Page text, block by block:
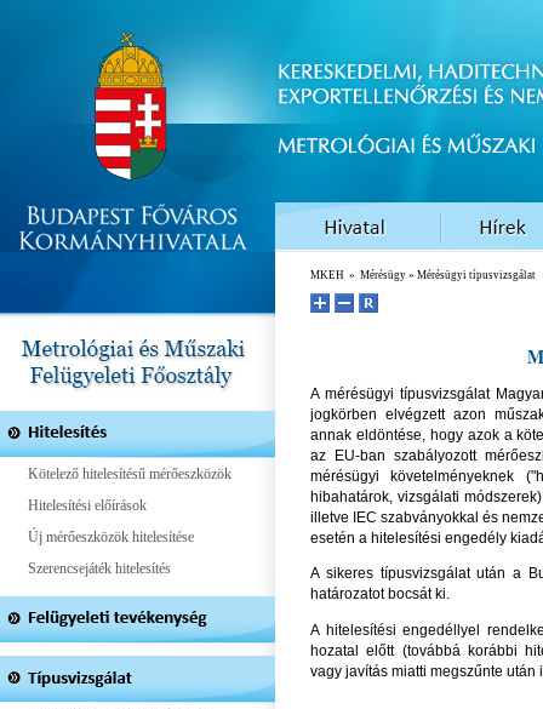
Kötelező hitelesítésű mérőeszközök
Hitelesítési előírások
Új mérőeszközök hitelesítése
Szerencsejáték hitelesítés
MKEH » Mérésügy » Mérésügyi típusvizsgálat
A mérésügyi típusvizsgálat
jogkörben elvégzett azon
annak eldöntése, hogy azok a
az EU-ban szabályozott
mérésügyi követelményeknek
hibahatárok, vizsgálati
illetve IEC szabványokkal és
esetén a hitelesítési engedély
A sikeres típusvizsgálat után a
határozatot bocsát ki.
A hitelesítési engedéllyel
hozatal előtt (továbbá korábbi
vagy javítás miatti megszűnte után